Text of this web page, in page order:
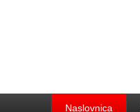
Naslovnica